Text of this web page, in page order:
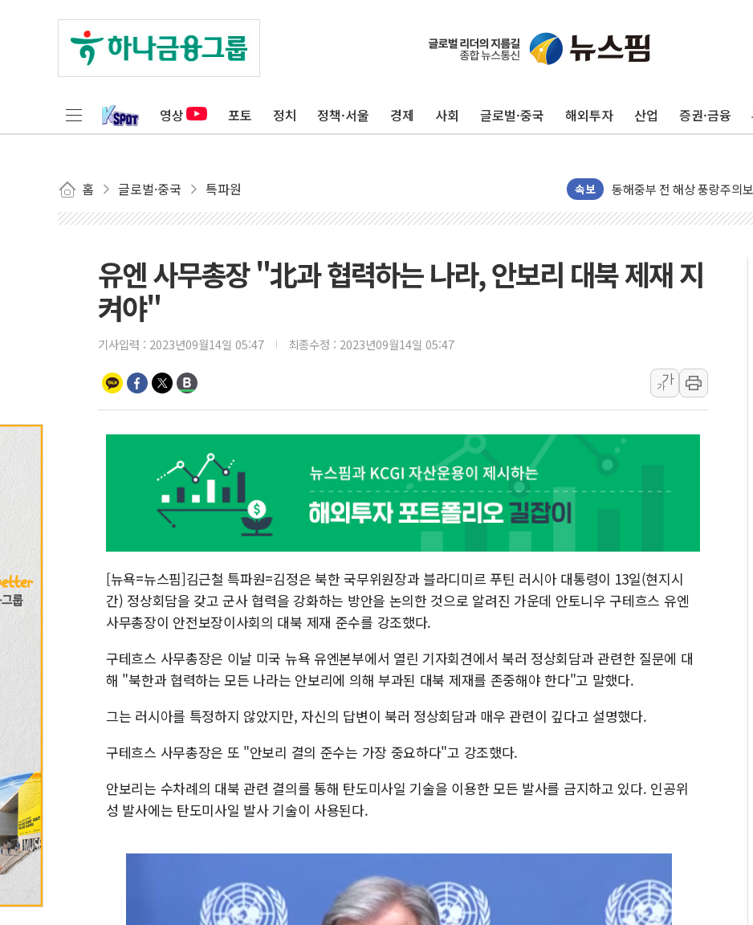
영상 포토 정치 정책·서울 경제 사회 글로벌·중국 해외투자 산업 증권·금융
홈 글로벌·중국 특파원 속보
여수 오동도 인근 해상서
추미애, '위안부' 피해자 기
인천 선재도 갯벌서 해루질
'화합' 꺼낸 김민석에 '뻔뻔'
李대통령, ISA 개편 재검토
연일 폭염에 온열질환 사망
中 전방위 아파트 부양, 수
동해시, 11~14일 '별똥별
강원 중·남부 동해안 시간
청양 밭에서 일하던 90대
폭염에 車 운전면허 기능
李대통령, 'ISA·주가누르
'호우 특보' 경북 울진 시간
주말 무더위·열대야 지속…
오세훈 "용산공원 주택 검
충북 주말 무더위 지속…청
유엔 사무총장 "北과 협력하는 나라, 안보리 대북 제재 지
켜야"
기사입력 : 2023년09월14일 05:47 최종수정 : 2023년09월14일 05:47
가
가
[뉴욕=뉴스핌]김근철 특파원=김정은 북한 국무위원장과 블라디미르 푸틴 러시아 대통령이 13일(현지시
간) 정상회담을 갖고 군사 협력을 강화하는 방안을 논의한 것으로 알려진 가운데 안토니우 구테흐스 유엔
사무총장이 안전보장이사회의 대북 제재 준수를 강조했다.
구테흐스 사무총장은 이날 미국 뉴욕 유엔본부에서 열린 기자회견에서 북러 정상회담과 관련한 질문에 대
해 "북한과 협력하는 모든 나라는 안보리에 의해 부과된 대북 제재를 존중해야 한다"고 말했다.
그는 러시아를 특정하지 않았지만, 자신의 답변이 북러 정상회담과 매우 관련이 깊다고 설명했다.
구테흐스 사무총장은 또 "안보리 결의 준수는 가장 중요하다"고 강조했다.
안보리는 수차례의 대북 관련 결의를 통해 탄도미사일 기술을 이용한 모든 발사를 금지하고 있다. 인공위
성 발사에는 탄도미사일 발사 기술이 사용된다.